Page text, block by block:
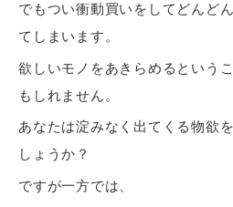
でもつい衝動買いをしてどんど
てしまいます。
欲しいモノをあきらめるという
もしれません。
あなたは淀みなく出てくる物欲
しょうか？
ですが一方では、